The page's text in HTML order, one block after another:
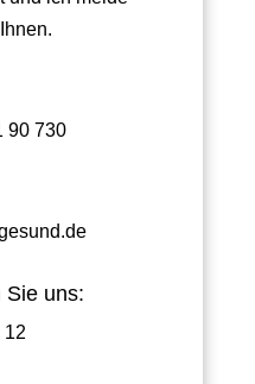
90 730
Sie uns:
12